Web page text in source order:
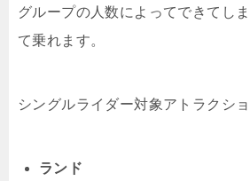
グループの人数によってできてし
て乗れます。
シングルライダー対象アトラクショ
ランド